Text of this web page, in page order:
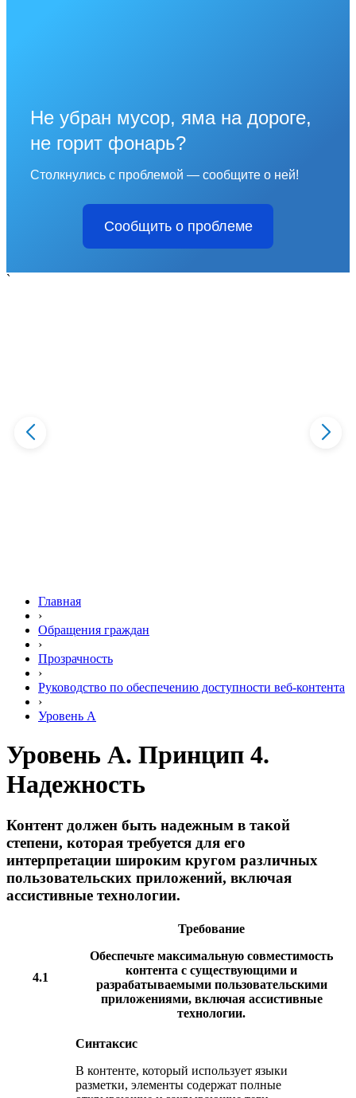
Не убран мусор, яма на дороге,
не горит фонарь?
Столкнулись с проблемой — сообщите о ней!
Сообщить о проблеме
`
Главная
›
Обращения граждан
›
Прозрачность
›
Руководство по обеспечению доступности веб-контента
›
Уровень А
Уровень А. Принцип 4.
Надежность
Контент должен быть надежным в такой
степени, которая требуется для его
интерпретации широким кругом различных
пользовательских приложений, включая
ассистивные технологии.
4.1
Требование
Обеспечьте максимальную совместимость
контента с существующими и
разрабатываемыми пользовательскими
приложениями, включая ассистивные
технологии.
Синтаксис
В контенте, который использует языки
разметки, элементы содержат полные